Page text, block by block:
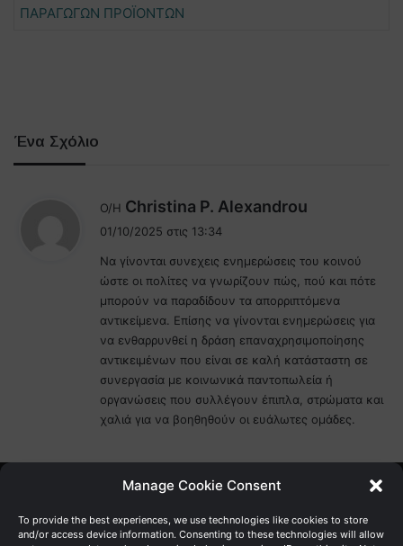
Manage Cookie Consent
To provide the best experiences, we use technologies like cookies to store
and/or access device information. Consenting to these technologies will allow
ΠΑΡΑΓΩΓΩΝ ΠΡΟΪΟΝΤΩΝ
Ένα Σχόλιο
Ο/Η Christina P. Alexandrou
ι
:
01/10/2025 στις 13:34
Να γίνονται συνεχεις ενημερώσεις του κοινού
ώστε οι πολίτες να γνωρίζουν πώς, πού και πότε
μπορούν να παραδίδουν τα απορριπτόμενα
αντικείμενα. Επίσης να γίνονται ενημερώσεις για
να ενθαρρυνθεί η δράση επαναχρησιμοποίησης
αντικειμένων που είναι σε καλή κατάσταστη σε
συνεργασία με κοινωνικά παντοπωλεία ή
οργανώσεις που συλλέγουν έπιπλα, στρώματα και
χαλιά για να βοηθηθούν οι ευάλωτες ομάδες.
Γενική Διεύθυνση Ανάπτυξης